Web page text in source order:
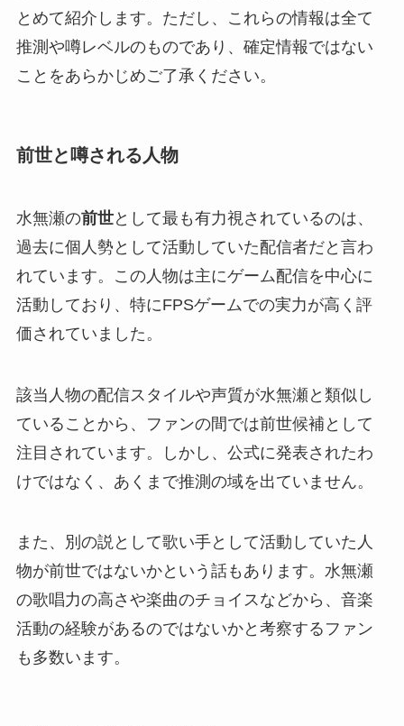
とめて紹介します。ただし、これらの情報は全て
推測や噂レベルのものであり、確定情報ではない
ことをあらかじめご了承ください。
前世と噂される人物
水無瀬の前世として最も有力視されているのは、
過去に個人勢として活動していた配信者だと言わ
れています。この人物は主にゲーム配信を中心に
活動しており、特にFPSゲームでの実力が高く評
価されていました。
該当人物の配信スタイルや声質が水無瀬と類似し
ていることから、ファンの間では前世候補として
注目されています。しかし、公式に発表されたわ
けではなく、あくまで推測の域を出ていません。
また、別の説として歌い手として活動していた人
物が前世ではないかという話もあります。水無瀬
の歌唱力の高さや楽曲のチョイスなどから、音楽
活動の経験があるのではないかと考察するファン
も多数います。